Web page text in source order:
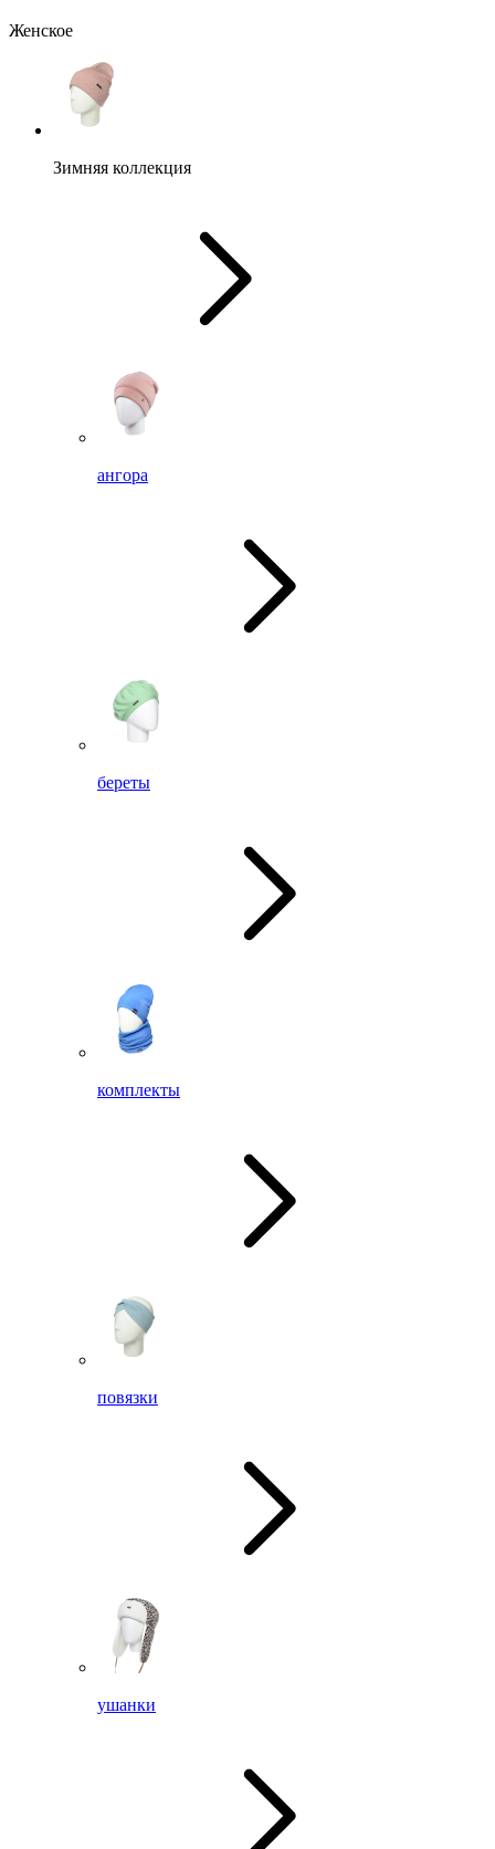
Женское
Зимняя коллекция
ангора
береты
комплекты
повязки
ушанки